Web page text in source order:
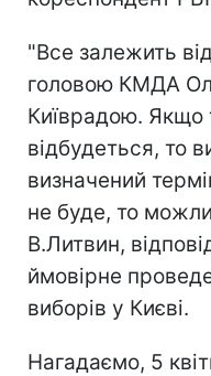
"Все залежить
головою КМДА
Київрадою. Якщо
відбудеться, то
визначений
не буде, то
В.Литвин,
ймовірне
виборів у Києві.
Нагадаємо, 5